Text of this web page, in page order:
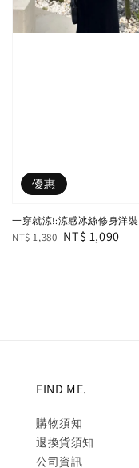
優惠
一穿就涼!:涼感冰絲修身洋裝
Regular
NT$ 1,380 Sale
NT$ 1,090
FIND ME.
購物須知
退換貨須知
公司資訊